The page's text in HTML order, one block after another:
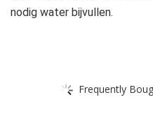
nodig water bijvullen.
Frequently